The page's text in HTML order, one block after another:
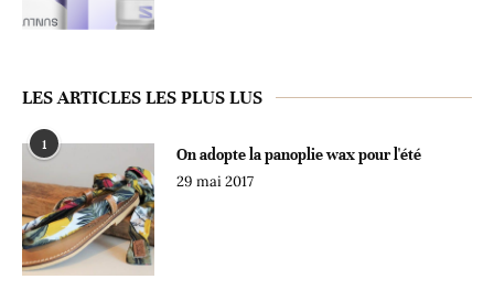
LES ARTICLES LES PLUS LUS
1
On adopte la panoplie wax pour l'été
29 mai 2017